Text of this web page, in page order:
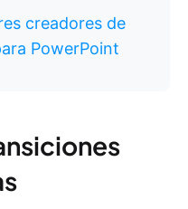
creadores de
PowerPoint